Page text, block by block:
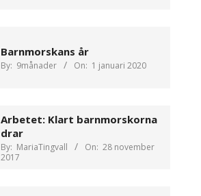
Barnmorskans år
By: 9månader On: 1 januari 2020
Arbetet: Klart barnmorskorna
drar
By: MariaTingvall On: 28 november
2017